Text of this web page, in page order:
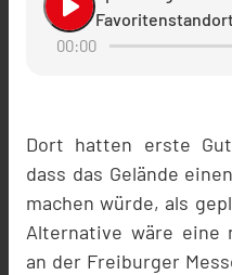
00:00
Dort hatten erste
dass das Gelände
machen würde, als
Alternative wäre eine
an der Freiburger